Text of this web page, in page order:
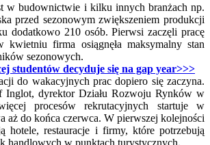
w budownictwie i kilku innych branżach np.
przed sezonowym zwiększeniem produkcji
dodatkowo 210 osób. Pierwsi zaczęli pracę
firma osiągnęła maksymalny stan
sezonowych.
studentów decyduje się na gap year>>>
do wakacyjnych prac dopiero się zaczyna.
Inglot, dyrektor Działu Rozwoju Rynków w
procesów rekrutacyjnych startuje w
aż do końca czerwca. W pierwszej kolejności
hotele, restauracje i firmy, które potrzebują
handlowych w punktach turystycznych.